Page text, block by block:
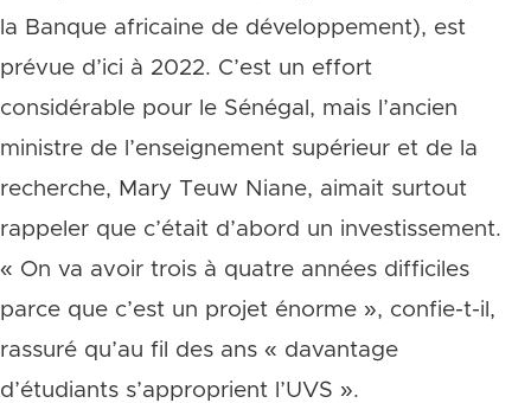
la Banque africaine de développement), est
prévue d’ici à 2022. C’est un effort
considérable pour le Sénégal, mais l’ancien
ministre de l’enseignement supérieur et de la
recherche, Mary Teuw Niane, aimait surtout
rappeler que c’était d’abord un investissement.
« On va avoir trois à quatre années difficiles
parce que c’est un projet énorme », confie-t-il,
rassuré qu’au fil des ans « davantage
d’étudiants s’approprient l’UVS ».